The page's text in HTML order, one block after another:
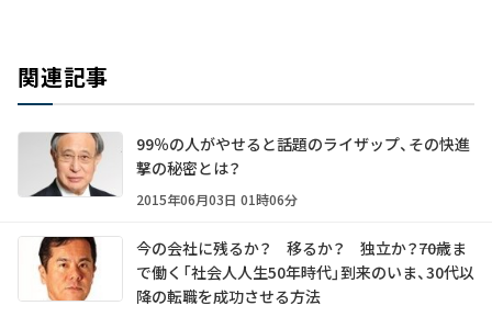
関連記事
99％の人がやせると話題のライザップ、その快進
撃の秘密とは？
2015年06月03日 01時06分
今の会社に残るか？ 移るか？ 独立か？――70歳ま
で働く「社会人人生50年時代」到来のいま、30代以
降の転職を成功させる方法